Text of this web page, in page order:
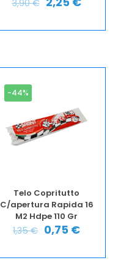
3,90€
-44%
Telo Copritutto
C/apertura Rapida 16
M2 Hdpe 110 Gr
1,35€ 0,75 €